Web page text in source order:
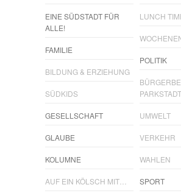
EINE SÜDSTADT FÜR
ALLE!
FAMILIE
BILDUNG & ERZIEHUNG
SÜDKIDS
GESELLSCHAFT
GLAUBE
KOLUMNE
AUF EIN KÖLSCH MIT…
LUNCH
POLITIK
UMWELT
VERKEHR
WAHLEN
SPORT